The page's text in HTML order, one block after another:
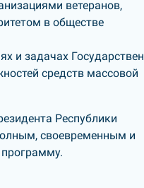
ветеранов,
в обществе
и задачах
средств массовой
Республики
своевременным и